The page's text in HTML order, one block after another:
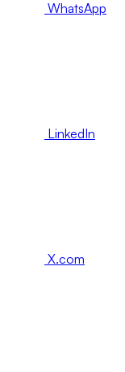
WhatsApp
LinkedIn
X.com